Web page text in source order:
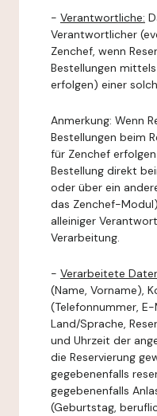
- Verantwortliche:
Verantwortlicher
Zenchef, wenn
Bestellungen
erfolgen) einer
Anmerkung: Wenn
Bestellungen beim
für Zenchef
Bestellung direkt
oder über ein
das Zenchef-
alleiniger
Verarbeitung.
- Verarbeitete
(Name, Vorname),
(Telefonnummer,
Land/Sprache,
und Uhrzeit der
die Reservierung
gegebenenfalls
gegebenenfalls
(Geburtstag,